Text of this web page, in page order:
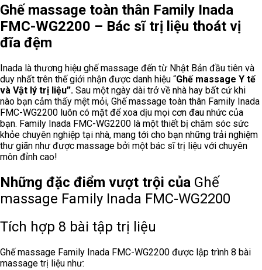
Ghế massage toàn thân Family Inada
FMC-WG2200 – Bác sĩ trị liệu thoát vị
đĩa đệm
Inada là thương hiệu ghế massage đến từ Nhật Bản đầu tiên và
duy nhất trên thế giới nhận được danh hiệu “Ghế massage Y tế
và Vật lý trị liệu”. Sau một ngày dài trở về nhà hay bất cứ khi
nào bạn cảm thấy mệt mỏi, Ghế massage toàn thân Family Inada
FMC-WG2200 luôn có mặt để xoa dịu mọi cơn đau nhức của
bạn. Family Inada FMC-WG2200 là một thiết bị chăm sóc sức
khỏe chuyên nghiệp tại nhà, mang tới cho bạn những trải nghiệm
thư giãn như được massage bởi một bác sĩ trị liệu với chuyên
môn đỉnh cao!
Những đặc điểm vượt trội của Ghế
massage Family Inada FMC-WG2200
Tích hợp 8 bài tập trị liệu
Ghế massage Family Inada FMC-WG2200 được lập trình 8 bài
massage trị liệu như: